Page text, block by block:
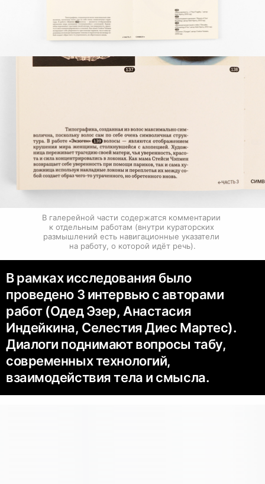
В галерейной части содержатся комментарии
к отдельным работам (внутри кураторских
размышлений есть навигационные указатели
на работу, о которой идёт речь).
В рамках исследования было
проведено 3 интервью с авторами
работ (Одед Эзер, Анастасия
Индейкина, Селестия Диес Мартес).
Диалоги поднимают вопросы табу,
современных технологий,
взаимодействия тела и смысла.